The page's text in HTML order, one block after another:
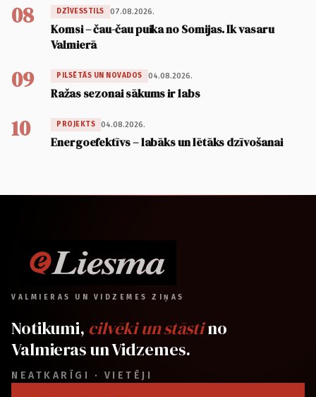
08 DZĪVESSTILS 07.08.2026.
Komsi – čau-čau puika no Somijas. Ik vasaru
Valmierā
09 PILSĒTĀS UN NOVADOS 04.08.2026.
Ražas sezonai sākums ir labs
10 PROJEKTS 04.08.2026.
Energoefektīvs – labāks un lētāks dzīvošanai
VALMIERAS UN VIDZEMES ZIŅAS
Notikumi, cilvēki un stāstino
Valmieras un Vidzemes.
NEATKARĪGI · VIETĒJI